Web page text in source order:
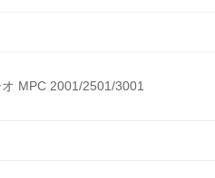
MPC 2001/2501/3001